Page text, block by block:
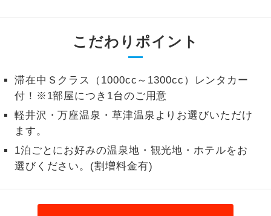
こだわりポイント
滞在中Ｓクラス（1000cc～1300cc）レンタカー
付！※1部屋につき1台のご用意
軽井沢・万座温泉・草津温泉よりお選びいただけ
ます。
1泊ごとにお好みの温泉地・観光地・ホテルをお
選びください。(割増料金有)
事の心配はいりません。（機内食を除
お部屋にてゆっくりとお召し上がりいた
トラベルイヤ
ホン
周りの音を気にせず、ガイドさんの説明
をじっくり聞くことができます。
す。
2名様から出発可能な個人型プランで
す。